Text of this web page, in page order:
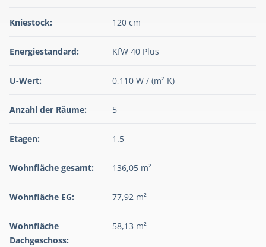
Kniestock: 120 cm
Energiestandard: KfW 40 Plus
U-Wert: 0,110 W / (m² K)
Anzahl der Räume: 5
Etagen: 1.5
Wohnfläche gesamt: 136,05 m²
Wohnfläche EG: 77,92 m²
Wohnfläche
Dachgeschoss:
58,13 m²